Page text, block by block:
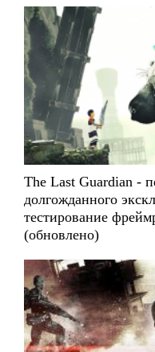
The Last Guardian -
долгожданного
тестирование
(обновлено)